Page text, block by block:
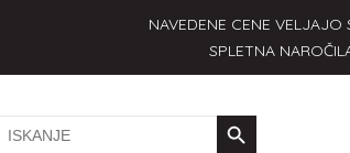
NAVEDENE CENE VELJAJO
SPLETNA
for:
Search Button